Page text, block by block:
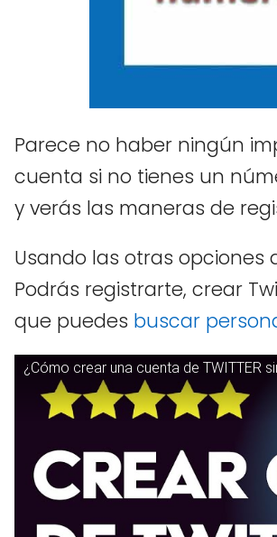
Parece no haber ningún
cuenta si no tienes un
y verás las maneras de
Usando las otras opciones
Podrás registrarte, crear
que puedes buscar
¿Cómo crear una cuenta de TWITTER